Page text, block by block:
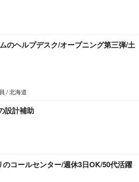
のヘルプデスク/オープニング第三弾/土
/ 北海道
設計補助
のコールセンター/週休3日OK/50代活躍